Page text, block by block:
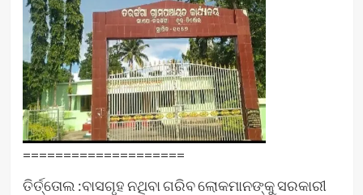
====================
ତିର୍ତ୍ତୋଲ :ବାସଗୃହ ନଥିବା ଗରିବ ଲୋକମାନଙ୍କୁ ସରକାରୀ